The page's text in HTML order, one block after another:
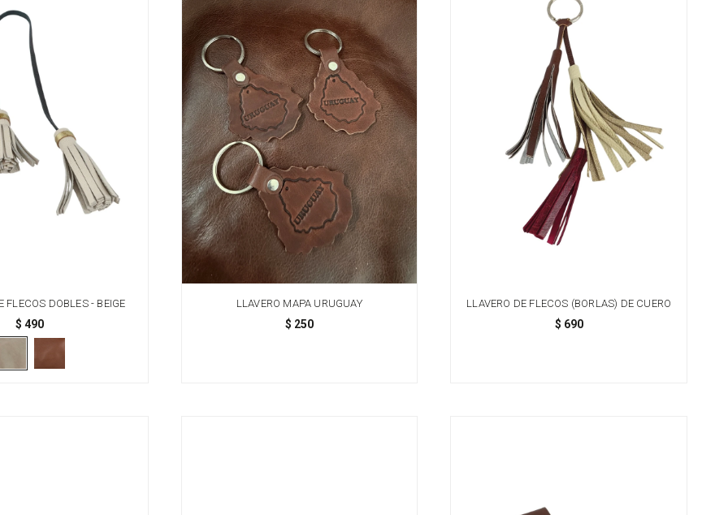
FLECOS DOBLES - BEIGE
$ 490
LLAVERO MAPA URUGUAY
$ 250
LLAVERO DE FLECOS (BORLAS) DE CUERO
$ 690